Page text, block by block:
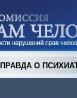
ПРАВДА О